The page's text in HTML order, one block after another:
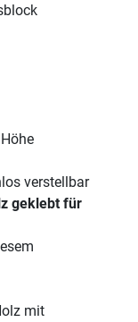
verstellbar
geklebt für
mit